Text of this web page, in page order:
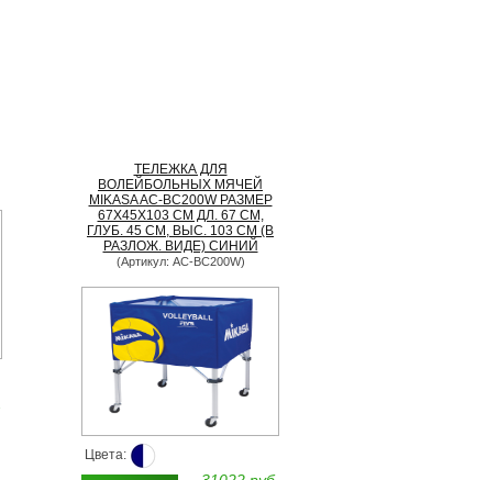
ТЕЛЕЖКА ДЛЯ
ВОЛЕЙБОЛЬНЫХ МЯЧЕЙ
MIKASA AC-BC200W РАЗМЕР
67Х45Х103 СМ ДЛ. 67 СМ,
ГЛУБ. 45 СМ, ВЫС. 103 СМ (В
РАЗЛОЖ. ВИДЕ) СИНИЙ
(Артикул: AC-BC200W)
Цвета: